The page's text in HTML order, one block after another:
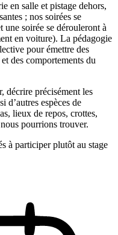
en salle et pistage dehors,
; nos soirées se
une soirée se dérouleront à
en voiture). La pédagogie
pour émettre des
des comportements du
décrire précisément les
d’autres espèces de
lieux de repos, crottes,
pourrions trouver.
à participer plutôt au stage